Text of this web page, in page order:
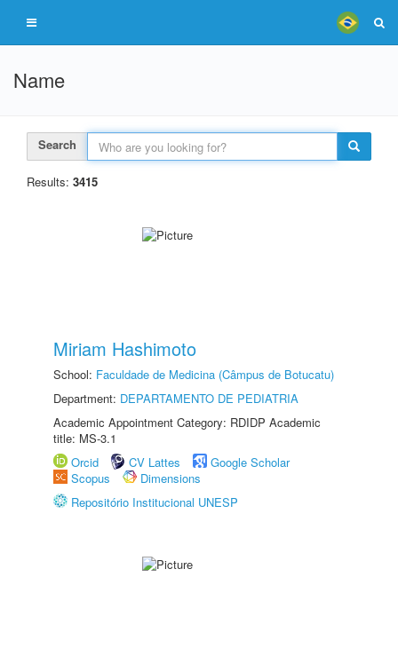
Name
Search
Results: 3415
Miriam Hashimoto
School: Faculdade de Medicina (Câmpus de Botucatu)
Department: DEPARTAMENTO DE PEDIATRIA
Academic Appointment Category: RDIDP Academic
title: MS-3.1
Orcid
CV Lattes
Google Scholar
Scopus
Dimensions
Repositório Institucional UNESP